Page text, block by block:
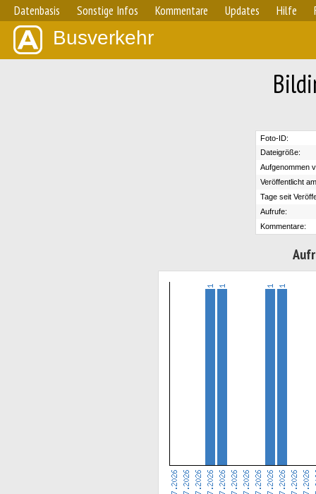
Datenbasis Sonstige Infos Kommentare Updates Hilfe
Busverkehr
Foto-ID:
Dateigröße:
Aufgenommen
Veröffentlicht
Tage seit
Aufrufe:
Kommentare: